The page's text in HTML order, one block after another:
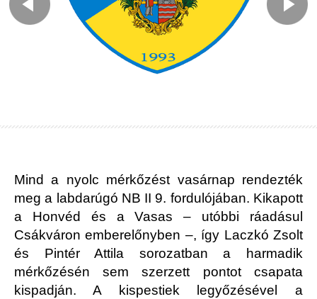
Mind a nyolc mérkőzést vasárnap rendezték
meg a labdarúgó NB II 9. fordulójában. Kikapott
a Honvéd és a Vasas – utóbbi ráadásul
Csákváron emberelőnyben –, így Laczkó Zsolt
és Pintér Attila sorozatban a harmadik
mérkőzésén sem szerzett pontot csapata
kispadján. A kispestiek legyőzésével a